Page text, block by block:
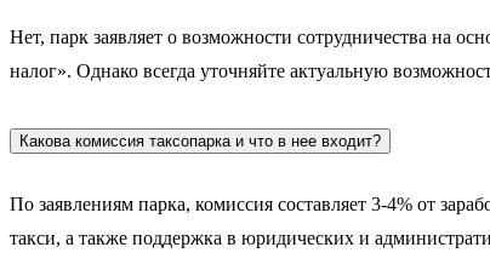
Нет, парк заявляет о возможности сотрудничества на
налог». Однако всегда уточняйте актуальную
Какова комиссия таксопарка и что в нее входит?
По заявлениям парка, комиссия составляет 3-4% от
такси, а также поддержка в юридических и